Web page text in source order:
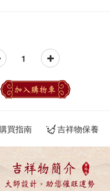
加入購物車
買指南 吉祥物保養
吉祥物簡介
大師設計，助您催旺運勢